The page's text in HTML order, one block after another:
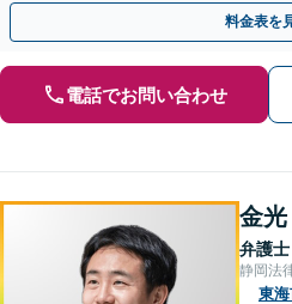
間・休日面談可】【完全個室・秘密厳
料金表を
電話でお問い合わせ
金
弁護士
静岡法
東